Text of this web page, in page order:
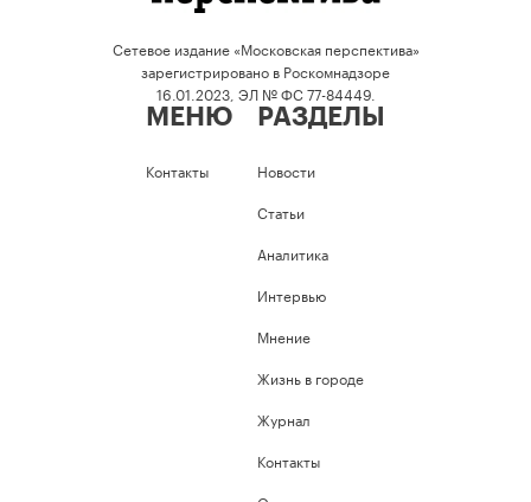
Сетевое издание «Московская перспектива»
зарегистрировано в Роскомнадзоре
16.01.2023, ЭЛ № ФС 77-84449.
МЕНЮ
Контакты
РАЗДЕЛЫ
Новости
Статьи
Аналитика
Интервью
Мнение
Жизнь в городе
Журнал
Контакты